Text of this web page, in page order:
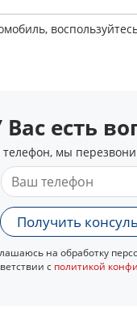
Вас есть
телефон, мы
Получить
на обработку
с политикой